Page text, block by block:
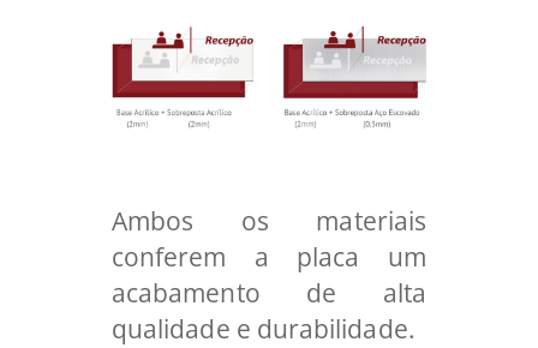
Ambos os materiais
conferem a placa um
acabamento de alta
qualidade e durabilidade.